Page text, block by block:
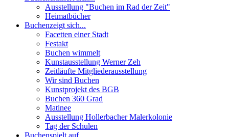
Ausstellung "Buchen im Rad der Zeit"
Heimatbücher
Buchenzeigt sich...
Facetten einer Stadt
Festakt
Buchen wimmelt
Kunstausstellung Werner Zeh
Zeitläufte Mitgliederausstellung
Wir sind Buchen
Kunstprojekt des BGB
Buchen 360 Grad
Matinee
Ausstellung Hollerbacher Malerkolonie
Tag der Schulen
Buchenspielt auf...